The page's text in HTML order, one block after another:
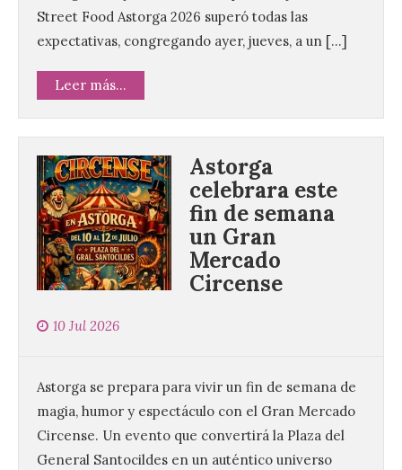
Street Food Astorga 2026 superó todas las
expectativas, congregando ayer, jueves, a un […]
Leer más...
Astorga
celebrara este
fin de semana
un Gran
Mercado
Circense
10 Jul 2026
Astorga se prepara para vivir un fin de semana de
magia, humor y espectáculo con el Gran Mercado
Circense. Un evento que convertirá la Plaza del
General Santocildes en un auténtico universo